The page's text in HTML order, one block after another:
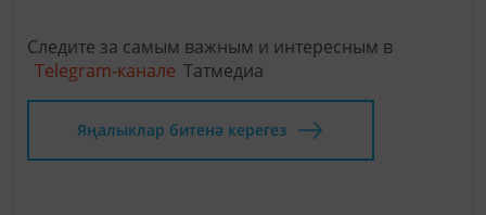
Следите за самым важным и интересным в
Telegram-канале Татмедиа
Яңалыклар битенә керегез